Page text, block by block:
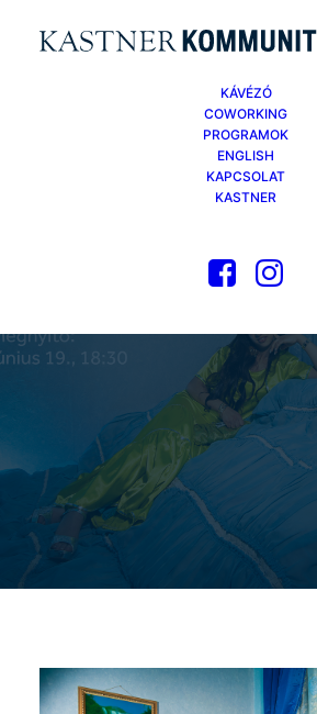
KÁVÉZÓ
COWORKING
PROGRAMOK
ENGLISH
KAPCSOLAT
KASTNER